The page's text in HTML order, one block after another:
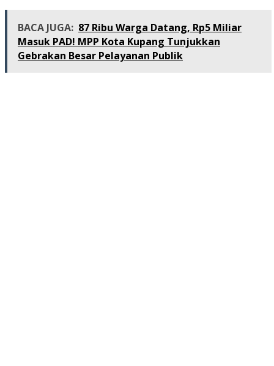
BACA JUGA: 87 Ribu Warga Datang, Rp5 Miliar
Masuk PAD! MPP Kota Kupang Tunjukkan
Gebrakan Besar Pelayanan Publik